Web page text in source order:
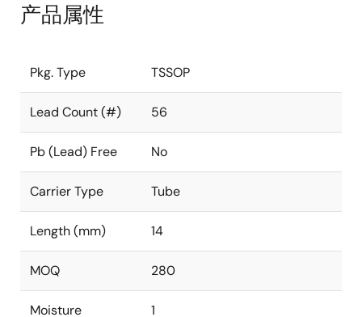
产品属性
Pkg. Type TSSOP
Lead Count (#) 56
Pb (Lead) Free No
Carrier Type Tube
Length (mm) 14
MOQ 280
Moisture
1